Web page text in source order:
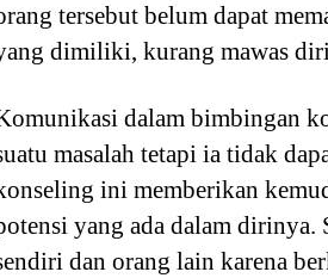
tersebut belum dapat
dimiliki, kurang mawas
dalam bimbingan
masalah tetapi ia tidak
ini memberikan
yang ada dalam
dan orang lain karena